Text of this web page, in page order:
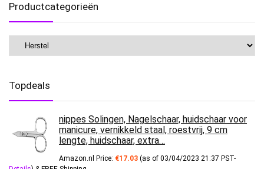
Productcategorieën
Topdeals
nippes Solingen, Nagelschaar, huidschaar voor
manicure, vernikkeld staal, roestvrij, 9 cm
lengte, huidschaar, extra…
Amazon.nl Price: €17.03 (as of 03/04/2023 21:37 PST-